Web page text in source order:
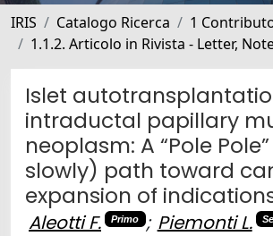
IRIS Catalogo Ricerca
1
1.1.2. Articolo in Rivista - Letter,
Islet
intraductal papillary
neoplasm: A “Pole
slowly) path toward
expansion of
Aleotti F. Primo ; Piemonti L.